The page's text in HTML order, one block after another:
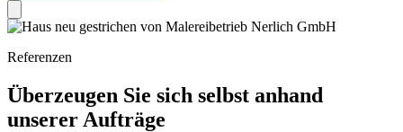
Referenzen
Überzeugen Sie sich selbst anhand
unserer Aufträge